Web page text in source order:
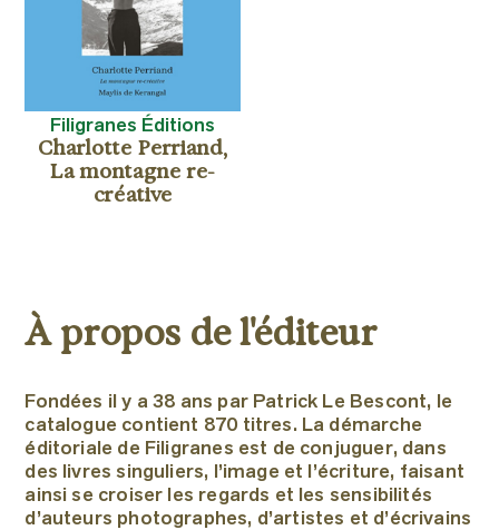
Filigranes Éditions
Charlotte Perriand,
La montagne re-
créative
À propos de l'éditeur
Fondées il y a 38 ans par Patrick Le Bescont, le
catalogue contient 870 titres. La démarche
éditoriale de Filigranes est de conjuguer, dans
des livres singuliers, l’image et l’écriture, faisant
ainsi se croiser les regards et les sensibilités
d’auteurs photographes, d’artistes et d’écrivains